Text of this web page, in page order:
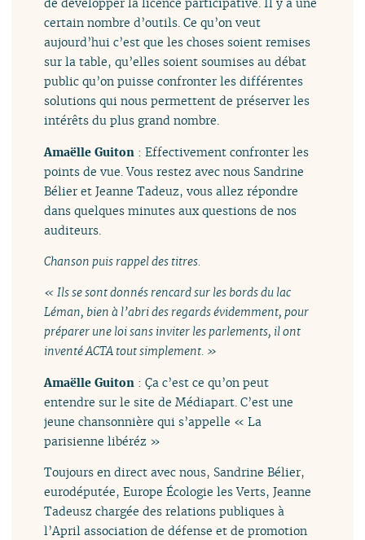
certain nombre d’outils. Ce qu’on veut
aujourd’hui c’est que les choses soient remises
sur la table, qu’elles soient soumises au débat
public qu’on puisse confronter les différentes
solutions qui nous permettent de préserver les
intérêts du plus grand nombre.
Amaëlle Guiton : Effectivement confronter les
points de vue. Vous restez avec nous Sandrine
Bélier et Jeanne Tadeuz, vous allez répondre
dans quelques minutes aux questions de nos
auditeurs.
Chanson puis rappel des titres.
« Ils se sont donnés rencard sur les bords du lac
Léman, bien à l’abri des regards évidemment, pour
préparer une loi sans inviter les parlements, il ont
inventé ACTA tout simplement. »
Amaëlle Guiton : Ça c’est ce qu’on peut
entendre sur le site de Médiapart. C’est une
jeune chansonnière qui s’appelle « La
parisienne libéréz »
Toujours en direct avec nous, Sandrine Bélier,
eurodéputée, Europe Écologie les Verts, Jeanne
Tadeusz chargée des relations publiques à
l’April association de défense et de promotion